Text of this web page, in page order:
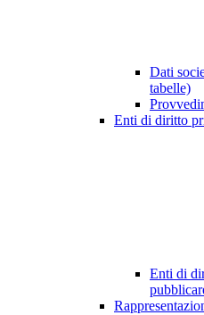
Dati
tabelle)
Enti di diritto
Enti di